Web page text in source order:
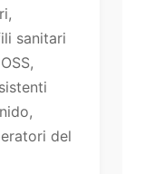
sanitari
del